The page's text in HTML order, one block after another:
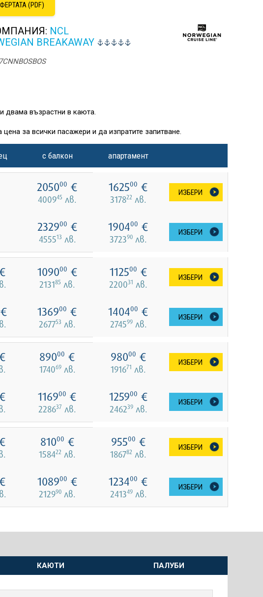
(PDF)
NCL
BREAKAWAY
двама възрастни в каюта.
за всички пасажери и да изпратите запитване.
с балкон апартамент
205000 €
400945 лв.
162500 €
317822 лв.
ИЗБЕРИ
232900 €
455513 лв.
190400 €
372390 лв.
ИЗБЕРИ
109000 €
213185 лв.
112500 €
220031 лв.
ИЗБЕРИ
€ 136900 €
267753 лв.
140400 €
274599лв.
ИЗБЕРИ
89000 €
174069лв.
98000 €
191671 лв.
ИЗБЕРИ
116900 €
228637 лв.
125900 €
246239лв.
ИЗБЕРИ
81000 €
158422 лв.
95500 €
186782 лв.
ИЗБЕРИ
108900 €
212990 лв.
123400 €
241349лв.
ИЗБЕРИ
КАЮТИ ПАЛУБИ